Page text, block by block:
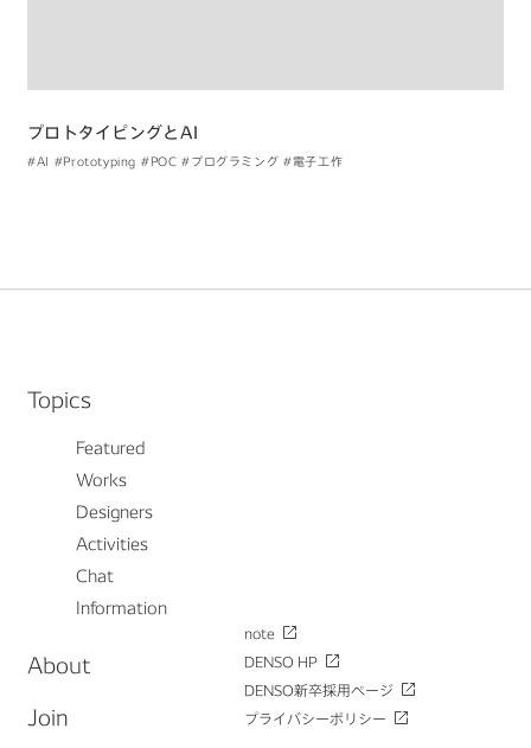
プロトタイピングとAI
#AI #Prototyping #POC #プログラミング #電子工作
Topics
Featured
Works
Designers
Activities
Chat
Information
About
Join
note
DENSO HP
DENSO新卒採用ページ
プライバシーポリシー